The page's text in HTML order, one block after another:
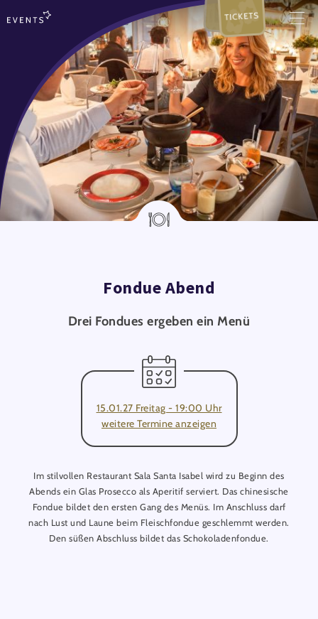
TICKETS
Fondue Abend
Drei Fondues ergeben ein Menü
15.01.27 Freitag - 19:00 Uhr
weitere Termine anzeigen
Im stilvollen Restaurant Sala Santa Isabel wird zu Beginn des
Abends ein Glas Prosecco als Aperitif serviert. Das chinesische
Fondue bildet den ersten Gang des Menüs. Im Anschluss darf
nach Lust und Laune beim Fleischfondue geschlemmt werden.
Den süßen Abschluss bildet das Schokoladenfondue.